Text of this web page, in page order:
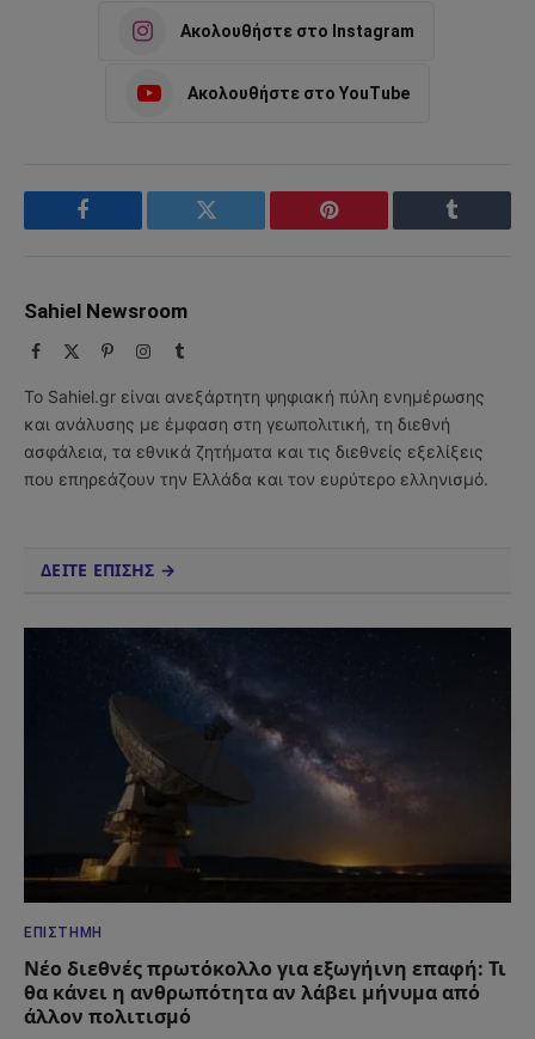
Ακολουθήστε στο Instagram
Ακολουθήστε στο YouTube
Facebook Twitter Pinterest Tumblr
Sahiel Newsroom
Facebook PinterestInstagram
Tumblr
Το Sahiel.gr είναι ανεξάρτητη ψηφιακή πύλη ενημέρωσης
και ανάλυσης με έμφαση στη γεωπολιτική, τη διεθνή
ασφάλεια, τα εθνικά ζητήματα και τις διεθνείς εξελίξεις
που επηρεάζουν την Ελλάδα και τον ευρύτερο ελληνισμό.
ΔΕΙΤΕ ΕΠΙΣΗΣ →
ΕΠΙΣΤΉΜΗ
Νέο διεθνές πρωτόκολλο για εξωγήινη επαφή: Τι
θα κάνει η ανθρωπότητα αν λάβει μήνυμα από
άλλον πολιτισμό